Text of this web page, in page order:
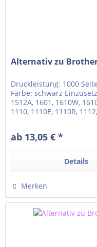
Alternativ zu
Druckleistung: 1000
Farbe: schwarz
1512A, 1601, 1610W,
1110, 1110E, 1110R,
ab 13,05 € *
Details
Merken